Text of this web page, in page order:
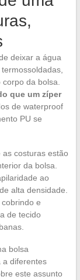
deixar a água
da bolsa.
que um zíper
de waterproof
PU se
costuras estão
da bolsa.
ao
alta densidade.
e
de tecido
bolsa
a diferentes
este assunto